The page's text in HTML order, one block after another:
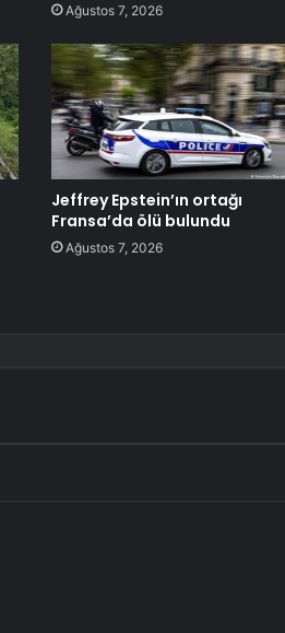
Ağustos 7, 2026
Jeffrey Epstein’ın ortağı
Fransa’da ölü bulundu
Ağustos 7, 2026